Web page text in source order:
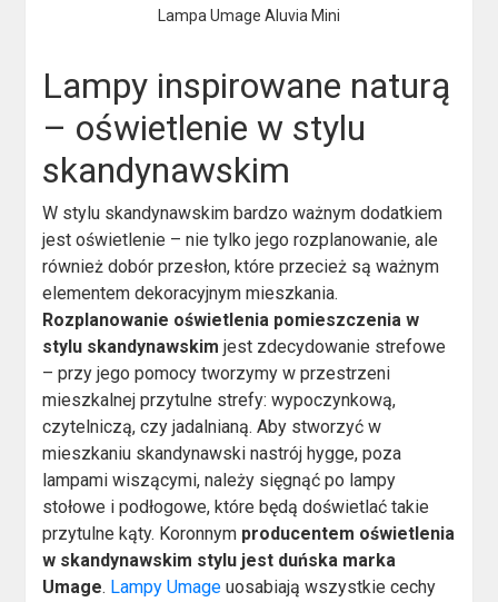
Lampa Umage Aluvia Mini
Lampy inspirowane naturą
– oświetlenie w stylu
skandynawskim
W stylu skandynawskim bardzo ważnym dodatkiem
jest oświetlenie – nie tylko jego rozplanowanie, ale
również dobór przesłon, które przecież są ważnym
elementem dekoracyjnym mieszkania.
Rozplanowanie oświetlenia pomieszczenia w
stylu skandynawskim jest zdecydowanie strefowe
– przy jego pomocy tworzymy w przestrzeni
mieszkalnej przytulne strefy: wypoczynkową,
czytelniczą, czy jadalnianą. Aby stworzyć w
mieszkaniu skandynawski nastrój hygge, poza
lampami wiszącymi, należy sięgnąć po lampy
stołowe i podłogowe, które będą doświetlać takie
przytulne kąty. Koronnym producentem oświetlenia
w skandynawskim stylu jest duńska marka
Umage. Lampy Umage uosabiają wszystkie cechy